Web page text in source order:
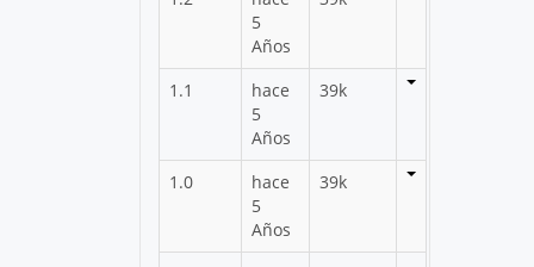
5
Años
1.1
hace
5
Años
39k
1.0
hace
5
Años
39k